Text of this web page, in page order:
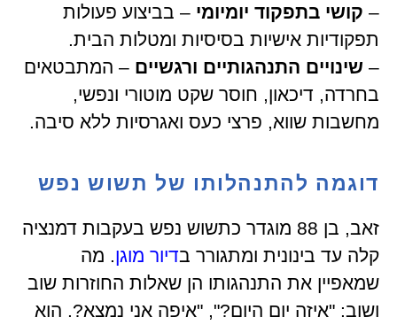
– קושי בתפקוד יומיומי – בביצוע פעולות
תפקודיות אישיות בסיסיות ומטלות הבית.
– שינויים התנהגותיים ורגשיים – המתבטאים
בחרדה, דיכאון, חוסר שקט מוטורי ונפשי,
מחשבות שווא, פרצי כעס ואגרסיות ללא סיבה.
דוגמה להתנהלותו של תשוש נפש
זאב, בן 88 מוגדר כתשוש נפש בעקבות דמנציה
קלה עד בינונית ומתגורר בדיור מוגן . מה
שמאפיין את התנהגותו הן שאלות החוזרות שוב
ושוב: "איזה יום היום?", "איפה אני נמצא?. הוא